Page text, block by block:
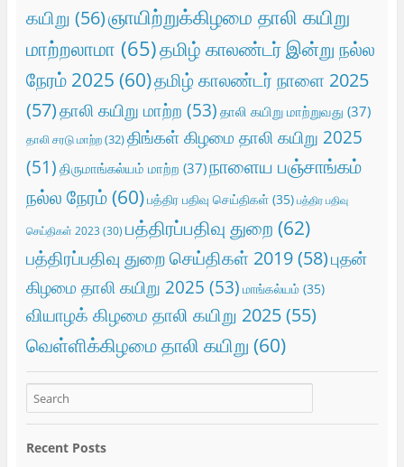
கயிறு (56)ஞாயிற்றுக்கிழமை தாலி கயிறு
மாற்றலாமா (65)தமிழ் காலண்டர் இன்று நல்ல
நேரம் 2025 (60)தமிழ் காலண்டர் நாளை 2025
(57)தாலி கயிறு மாற்ற (53) தாலி கயிறு மாற்றுவது (37)
தாலி சரடு மாற்ற(32)திங்கள் கிழமை தாலி கயிறு 2025
(51) திருமாங்கல்யம் மாற்ற (37)நாளைய பஞ்சாங்கம்
நல்ல நேரம்(60)பத்திர பதிவு செய்திகள்(35) பத்திர பதிவு
செய்திகள் 2023 (30) பத்திரப்பதிவு துறை (62)
பத்திரப்பதிவு துறை செய்திகள் 2019(58)புதன்
கிழமை தாலி கயிறு 2025 (53) மாங்கல்யம்(35)
வியாழக் கிழமை தாலி கயிறு 2025(55)
வெள்ளிக்கிழமை தாலி கயிறு (60)
Recent Posts